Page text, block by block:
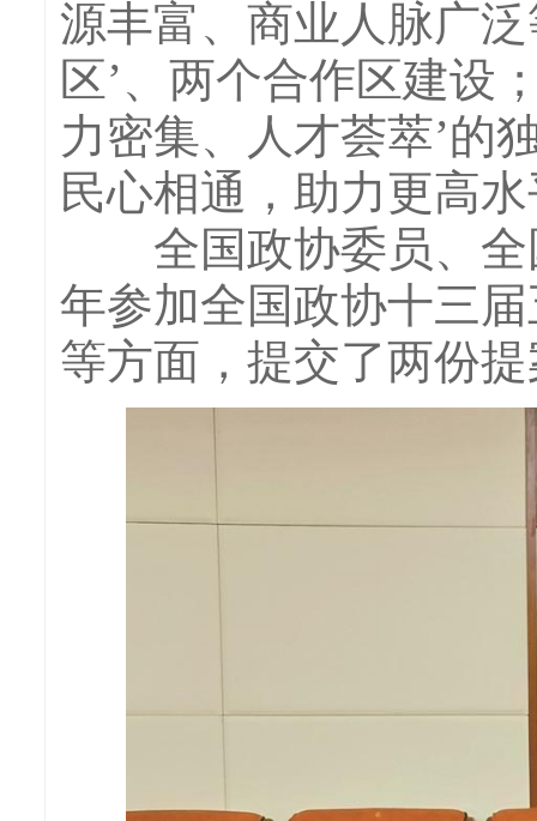
源丰富、商业人脉广
区’、两个合作区建设
力密集、人才荟萃’的
民心相通，助力更高
全国政协委员、全
年参加全国政协十三
等方面，提交了两份